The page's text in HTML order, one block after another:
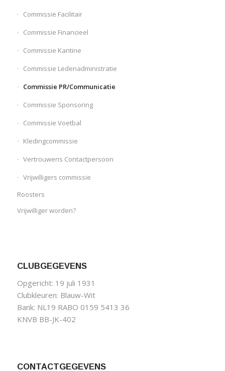
Commissie Facilitair
Commissie Financieel
Commissie Kantine
Commissie Ledenadministratie
Commissie PR/Communicatie
Commissie Sponsoring
Commissie Voetbal
Kledingcommissie
Vertrouwens Contactpersoon
Vrijwilligers commissie
Roosters
Vrijwilliger worden?
CLUBGEGEVENS
Opgericht: 19 juli 1931
Clubkleuren: Blauw-Wit
Bank: NL19 RABO 0159 5413 36
KNVB BB-JK-402
CONTACTGEGEVENS